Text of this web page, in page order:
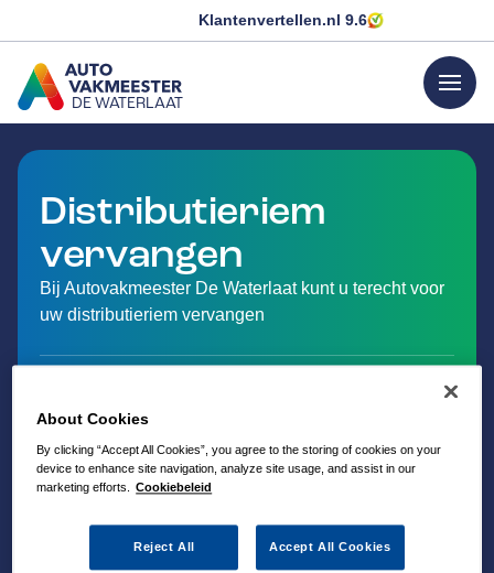
Klantenvertellen.nl 9.6
DE WATERLAAT
GA NAAR DE HOMEPAGINA
menu
Distributieriem
vervangen
Bij Autovakmeester De Waterlaat kunt u terecht voor
uw distributieriem vervangen
About Cookies
By clicking “Accept All Cookies”, you agree to the storing of cookies on your
device to enhance site navigation, analyze site usage, and assist in our
marketing efforts. Cookiebeleid
Reject All Accept All Cookies